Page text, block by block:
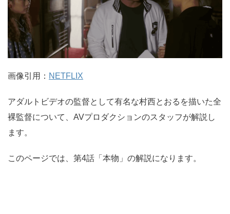
画像引用： NETFLIX
アダルトビデオの監督として有名な村西とおるを描いた全
裸監督について、AVプロダクションのスタッフが解説し
ます。
このページでは、第4話「本物」の解説になります。